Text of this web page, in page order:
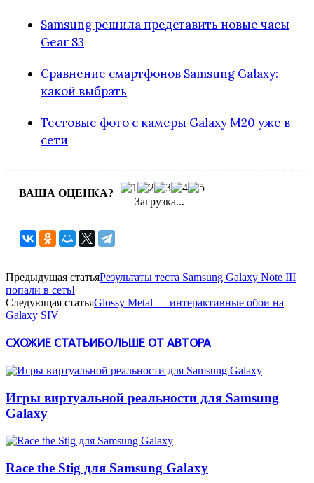
Samsung решила представить новые часы
Gear S3
Сравнение смартфонов Samsung Galaxy:
какой выбрать
Тестовые фото с камеры Galaxy M20 уже в
сети
ВАША ОЦЕНКА?
Загрузка...
Предыдущая статьяРезультаты теста Samsung Galaxy Note III
попали в сеть!
Следующая статьяGlossy Metal — интерактивные обои на
Galaxy SIV
СХОЖИЕ СТАТЬИБОЛЬШЕ ОТ АВТОРА
Игры виртуальной реальности для Samsung
Galaxy
Race the Stig для Samsung Galaxy